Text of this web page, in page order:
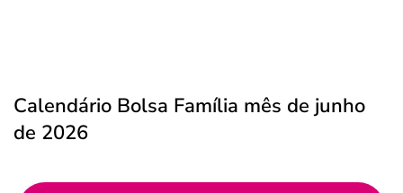
Calendário Bolsa Família mês de junho
de 2026